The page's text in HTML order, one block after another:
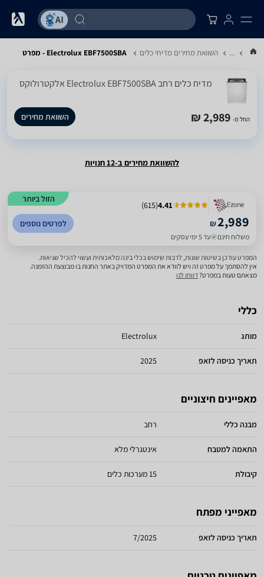
... השוואת מחירים מדיחי כלים Electrolux EBF7500SBA - מפרט
מדיח כלים ‏רחב Electrolux EBF7500SBA אלקטרולוקס
החל מ- 2,989 ₪ השוואת מחירים
להשוואת מחירים ב-12 חנויות
הזול ביותר
4.41
(
615
)
₪2,989
משלוח חינם עד 5 ימי עסקים
לפרטים נוספים
המפרט עודכן בשיטות שונות, לרבות שימוש בכלי בינה מלאכותית ועשוי להכיל שגיאות.
אין להסתמך על מפרט זה ויש לוודא את המפרט המדויק באתר החנות בו מבוצעת ההזמנה.
מצאתם טעות במפרט?דווחו לנו
כללי
מותג Electrolux
תאריך כניסה לזאפ 2025
מאפיינים חיצוניים
מבנה כללי רחב
התאמה למטבח אינטגרלי מלא
קיבולת 15 מערכות כלים
מאפייני מפתח
תאריך כניסה לזאפ 7/2025